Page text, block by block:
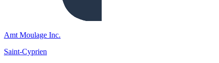
Amt Moulage Inc.
Saint-Cyprien